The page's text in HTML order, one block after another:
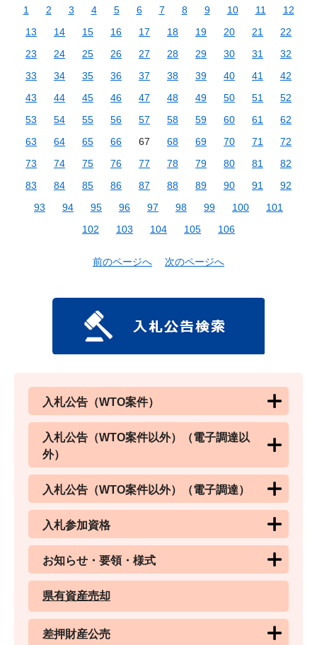
1 2 3 4 5 6 7 8 9 10 11
12
13
14 15 16 17 18 19 20 21
22
23
24 25 26 27 28 29 30 31
32
33
34 35 36 37 38 39 40 41
42
43
44 45 46 47 48 49 50 51
52
53
54 55 56 57 58 59 60 61
62
63
64 65 66 67 68 69 70 71
72
73
74 75 76 77 78 79 80 81
82
83
84 85 86 87 88 89 90 91
92
93
94 95 96 97 98 99 100
101
102
103 104 105 106
前のページへ 次のページへ
入札公告（WTO案件）
入札公告（WTO案件以外）（電子調達以
外）
入札公告（WTO案件以外）（電子調達）
入札参加資格
お知らせ・要領・様式
県有資産売却
差押財産公売